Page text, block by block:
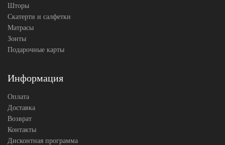
Шторы
Скатерти и салфетки
Матрасы
Зонты
Подарочные карты
Информация
Оплата
Доставка
Возврат
Контакты
Дисконтная программа